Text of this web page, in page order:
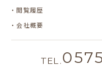
閲覧履歴
会社概要
TEL.